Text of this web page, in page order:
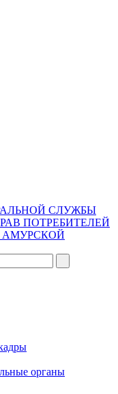
СЛУЖБЫ
ПОТРЕБИТЕЛЕЙ
АМУРСКОЙ
органы